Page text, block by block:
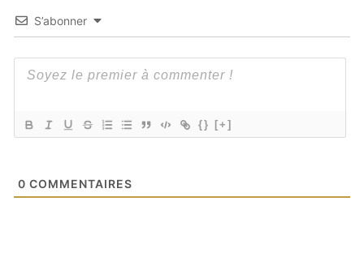
S’abonner
{} [+]
0 COMMENTAIRES